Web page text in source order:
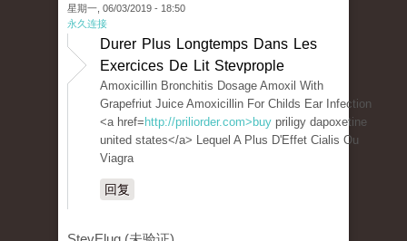
星期一, 06/03/2019 - 18:50
永久连接
Durer Plus Longtemps Dans Les
Exercices De Lit Stevprople
Amoxicillin Bronchitis Dosage Amoxil With
Grapefriut Juice Amoxicillin For Childs Ear Infection
<a href= http://priliorder.com>buy priligy dapoxetine
united states</a> Lequel A Plus D'Effet Cialis Ou
Viagra
回复